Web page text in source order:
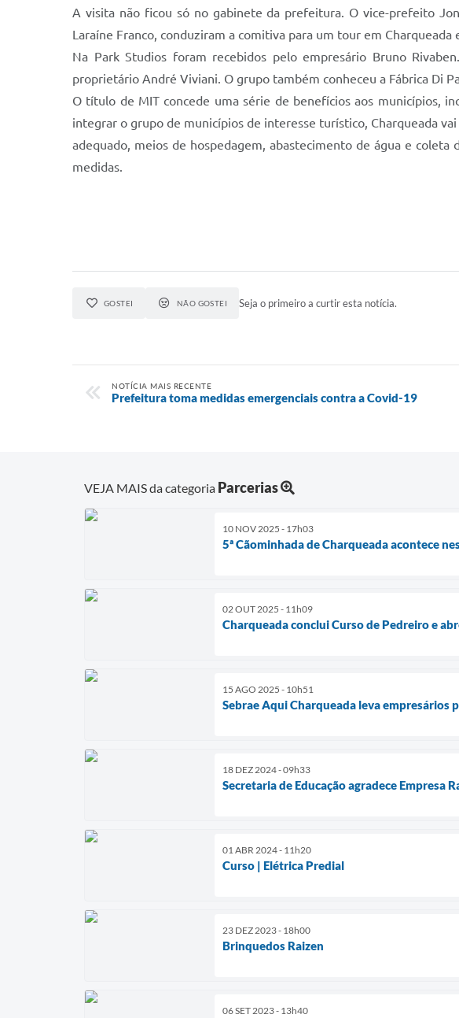
A visita não ficou só no gabinete da prefeitura. O vice-prefeito
Laraíne Franco, conduziram a comitiva para um tour em
Na Park Studios foram recebidos pelo empresário Bruno
proprietário André Viviani. O grupo também conheceu a Fábrica Di
O título de MIT concede uma série de benefícios aos municípios,
integrar o grupo de municípios de interesse turístico, Charqueada
adequado, meios de hospedagem, abastecimento de água e
medidas.
GOSTEI NÃO GOSTEI Seja o primeiro a curtir esta notícia.
NOTÍCIA MAIS RECENTE
Prefeitura toma medidas emergenciais contra a Covid-19
VEJA MAIS da categoria Parcerias
10 NOV 2025 - 17h03
5ª Cãominhada de Charqueada acontece
02 OUT 2025 - 11h09
Charqueada conclui Curso de Pedreiro e
15 AGO 2025 - 10h51
Sebrae Aqui Charqueada leva empresários
18 DEZ 2024 - 09h33
Secretaria de Educação agradece Empresa
01 ABR 2024 - 11h20
Curso | Elétrica Predial
23 DEZ 2023 - 18h00
Brinquedos Raizen
06 SET 2023 - 13h40